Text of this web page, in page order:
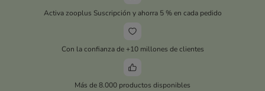
Activa zooplus Suscripción y ahorra 5 % en cada pedido
Con la confianza de +10 millones de clientes
Más de 8.000 productos disponibles